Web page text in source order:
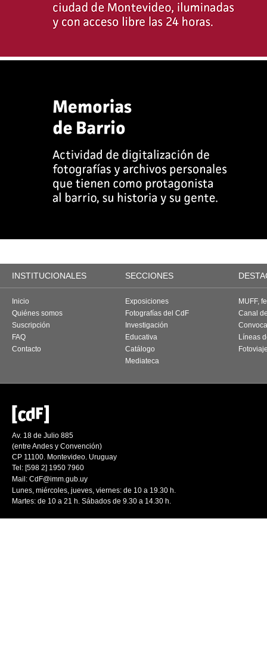
INSTITUCIONALES SECCIONES
Inicio
Quiénes somos
Suscripción
FAQ
Contacto
Exposiciones
Fotografías del CdF
Investigación
Educativa
Catálogo
Mediateca
MUFF,
Canal
Líneas
Av. 18 de Julio 885
(entre Andes y Convención)
CP 11100. Montevideo. Uruguay
Tel: [598 2] 1950 7960
Mail: CdF@imm.gub.uy
Lunes, miércoles, jueves, viernes: de 10 a 19.30 h.
Martes: de 10 a 21 h. Sábados de 9.30 a 14.30 h.